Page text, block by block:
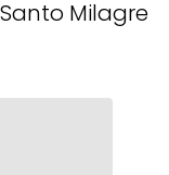
Milagre